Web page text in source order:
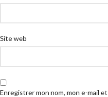
Site web
Enregistrer mon nom, mon e-mail